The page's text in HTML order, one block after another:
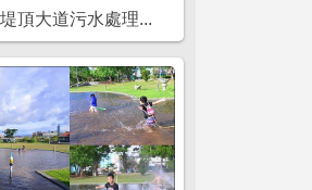
頂大道污水處理...